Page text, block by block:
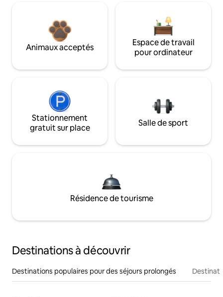
Animaux acceptés
Espace de travail
pour ordinateur
Stationnement
gratuit sur place
Salle de sport
Résidence de tourisme
Destinations à découvrir
Destinations populaires pour des séjours prolongés